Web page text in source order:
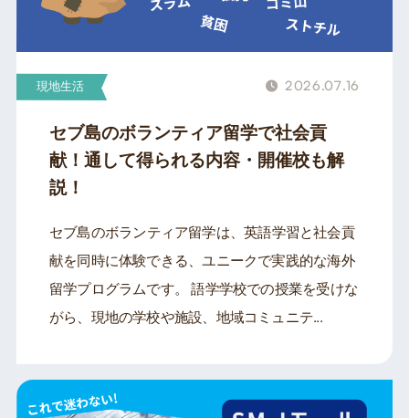
現地生活 2026.07.16
セブ島のボランティア留学で社会貢
献！通して得られる内容・開催校も解
説！
セブ島のボランティア留学は、英語学習と社会貢
献を同時に体験できる、ユニークで実践的な海外
留学プログラムです。 語学学校での授業を受けな
がら、現地の学校や施設、地域コミュニテ...